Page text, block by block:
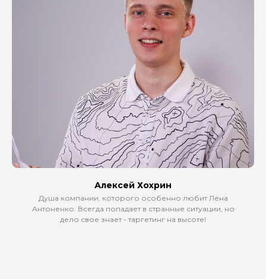
Алексей Хохрин
Душа компании, которого особенно любит Лена
Антоненко. Всегда попадает в странные ситуации, но
дело свое знает - таргетинг на высоте!